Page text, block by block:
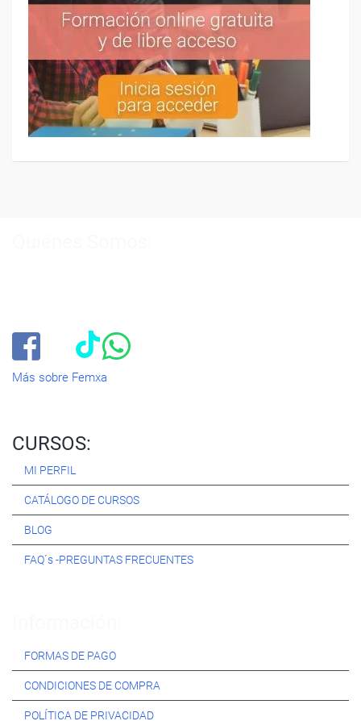
Más sobre Femxa
CURSOS:
MI PERFIL
CATÁLOGO DE CURSOS
BLOG
FAQ´s -PREGUNTAS FRECUENTES
FORMAS DE PAGO
CONDICIONES DE COMPRA
POLÍTICA DE PRIVACIDAD